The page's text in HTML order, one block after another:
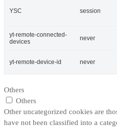
YSC session
yt-remote-connected-
devices
never
yt-remote-device-id never
Others
Others
Other uncategorized cookies are
have not been classified into a